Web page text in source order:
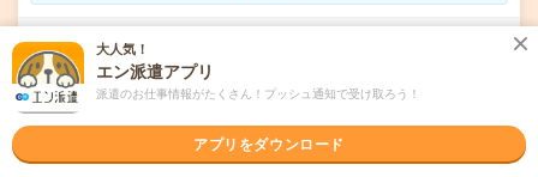
気になる!
派遣会社 ロバート・ウォルターズ・ジャパン株式会社
未読 掲載日 2026/08/05
大人気！
エン派遣アプリ
派遣のお仕事情報がたくさん！プッシュ通知で受け取ろう！
アプリをダウンロード